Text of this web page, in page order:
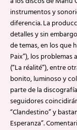
instrumentos y
diferencia. La
detalles y sin
de temas, en los que
Paix”), los
(“La réalité”), entre
bonito, luminoso y
parte de la
seguidores
“Clandestino” y
Esperanza”.